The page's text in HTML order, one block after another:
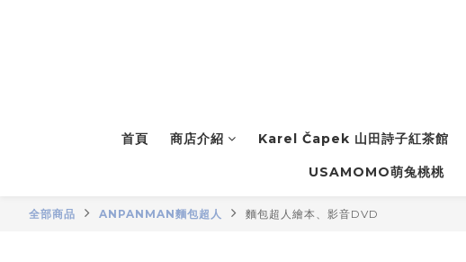
首頁 商店介紹 Karel Čapek 山田詩子紅茶館
USAMOMO萌兔桃桃
全部商品 ANPANMAN麵包超人 麵包超人繪本、影音DVD